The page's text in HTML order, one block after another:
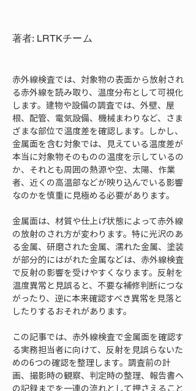
著者: LRTKチーム
赤外線検査では、対象物の表面から放射され
る赤外線を読み取り、温度分布として可視化
します。建物や設備の調査では、外壁、屋
根、配管、電気設備、機械まわりなど、さま
ざまな部位で温度差を確認します。しかし、
金属面を含む対象では、見えている温度差が
本当に対象物そのものの温度を示しているの
か、それとも周囲の熱源や空、太陽、作業
者、近くの高温部などが映り込んでいる影響
なのかを慎重に見極める必要があります。
金属面は、材質や仕上げ状態によって赤外線
の放射のされ方が変わります。特に光沢のあ
る金属、研磨された金属、濡れた金属、塗装
が部分的にはがれた金属などは、赤外線検査
で反射の影響を受けやすくなります。反射を
温度異常と見誤ると、不要な補修判断につな
がったり、逆に本来確認すべき異常を見落と
したりするおそれがあります。
この記事では、赤外線検査で金属面を確認す
る実務担当者に向けて、反射を見誤らないた
めの6つの確認を整理します。調査前の計
画、撮影時の観察、判定時の整理、報告書へ
の記録までを一連の流れとして押さえること